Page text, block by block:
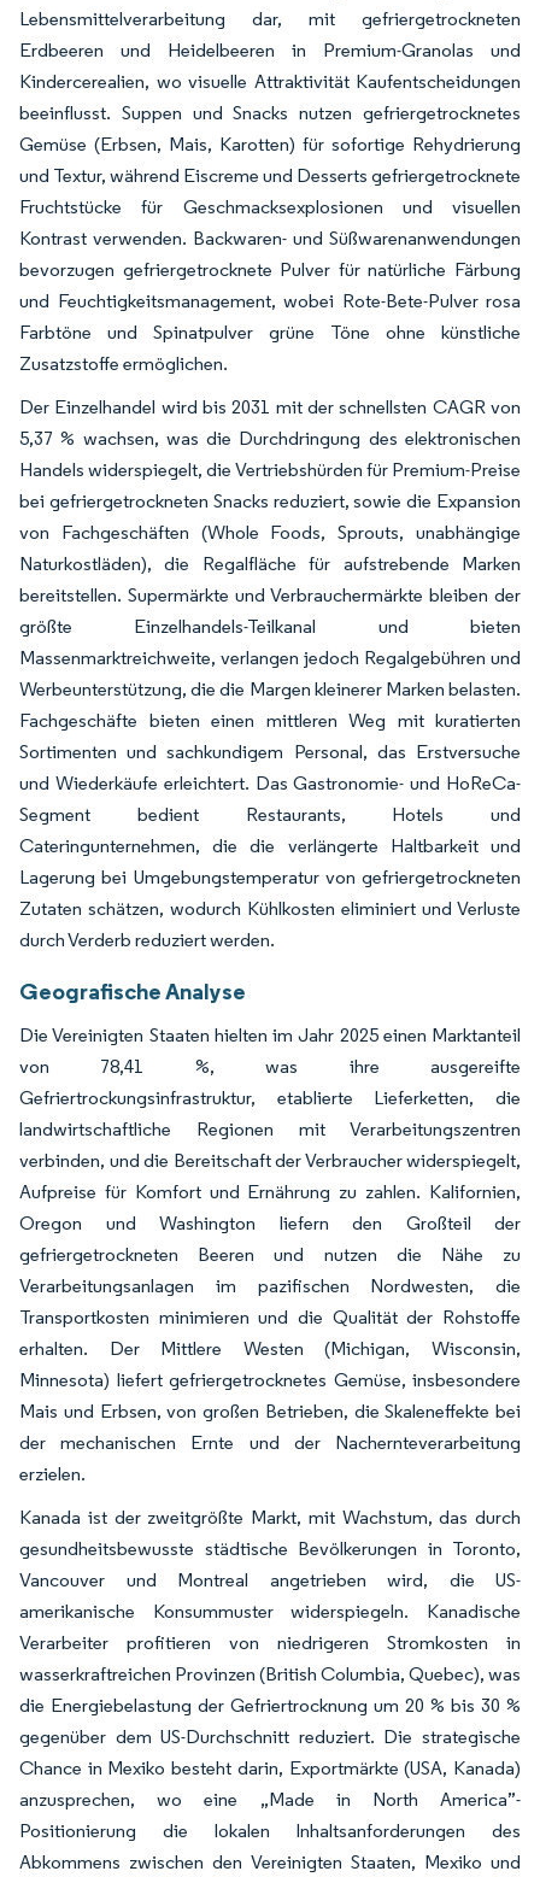
Lebensmittelverarbeitung dar, mit gefriergetrockneten
Erdbeeren und Heidelbeeren in Premium-Granolas und
Kindercerealien, wo visuelle Attraktivität Kaufentscheidungen
beeinflusst. Suppen und Snacks nutzen gefriergetrocknetes
Gemüse (Erbsen, Mais, Karotten) für sofortige Rehydrierung
und Textur, während Eiscreme und Desserts gefriergetrocknete
Fruchtstücke für Geschmacksexplosionen und visuellen
Kontrast verwenden. Backwaren- und Süßwarenanwendungen
bevorzugen gefriergetrocknete Pulver für natürliche Färbung
und Feuchtigkeitsmanagement, wobei Rote-Bete-Pulver rosa
Farbtöne und Spinatpulver grüne Töne ohne künstliche
Zusatzstoffe ermöglichen.
Der Einzelhandel wird bis 2031 mit der schnellsten CAGR von
5,37 % wachsen, was die Durchdringung des elektronischen
Handels widerspiegelt, die Vertriebshürden für Premium-Preise
bei gefriergetrockneten Snacks reduziert, sowie die Expansion
von Fachgeschäften (Whole Foods, Sprouts, unabhängige
Naturkostläden), die Regalfläche für aufstrebende Marken
bereitstellen. Supermärkte und Verbrauchermärkte bleiben der
größte Einzelhandels-Teilkanal und bieten
Massenmarktreichweite, verlangen jedoch Regalgebühren und
Werbeunterstützung, die die Margen kleinerer Marken belasten.
Fachgeschäfte bieten einen mittleren Weg mit kuratierten
Sortimenten und sachkundigem Personal, das Erstversuche
und Wiederkäufe erleichtert. Das Gastronomie- und HoReCa-
Segment bedient Restaurants, Hotels und
Cateringunternehmen, die die verlängerte Haltbarkeit und
Lagerung bei Umgebungstemperatur von gefriergetrockneten
Zutaten schätzen, wodurch Kühlkosten eliminiert und Verluste
durch Verderb reduziert werden.
Geografische Analyse
Die Vereinigten Staaten hielten im Jahr 2025 einen Marktanteil
von 78,41 %, was ihre ausgereifte
Gefriertrockungsinfrastruktur, etablierte Lieferketten, die
landwirtschaftliche Regionen mit Verarbeitungszentren
verbinden, und die Bereitschaft der Verbraucher widerspiegelt,
Aufpreise für Komfort und Ernährung zu zahlen. Kalifornien,
Oregon und Washington liefern den Großteil der
gefriergetrockneten Beeren und nutzen die Nähe zu
Verarbeitungsanlagen im pazifischen Nordwesten, die
Transportkosten minimieren und die Qualität der Rohstoffe
erhalten. Der Mittlere Westen (Michigan, Wisconsin,
Minnesota) liefert gefriergetrocknetes Gemüse, insbesondere
Mais und Erbsen, von großen Betrieben, die Skaleneffekte bei
der mechanischen Ernte und der Nachernteverarbeitung
erzielen.
Kanada ist der zweitgrößte Markt, mit Wachstum, das durch
gesundheitsbewusste städtische Bevölkerungen in Toronto,
Vancouver und Montreal angetrieben wird, die US-
amerikanische Konsummuster widerspiegeln. Kanadische
Verarbeiter profitieren von niedrigeren Stromkosten in
wasserkraftreichen Provinzen (British Columbia, Quebec), was
die Energiebelastung der Gefriertrocknung um 20 % bis 30 %
gegenüber dem US-Durchschnitt reduziert. Die strategische
Chance in Mexiko besteht darin, Exportmärkte (USA, Kanada)
anzusprechen, wo eine „Made in North America”-
Positionierung die lokalen Inhaltsanforderungen des
Abkommens zwischen den Vereinigten Staaten, Mexiko und